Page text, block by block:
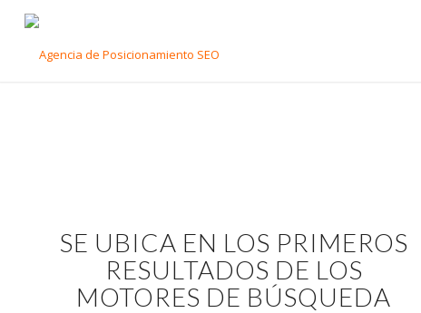
SE UBICA EN LOS PRIMEROS
RESULTADOS DE LOS
MOTORES DE BÚSQUEDA